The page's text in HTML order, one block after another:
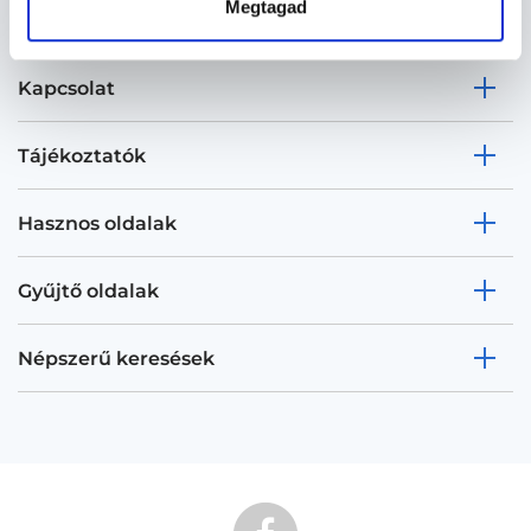
Megtagad
Kapcsolat
Tájékoztatók
Hasznos oldalak
Gyűjtő oldalak
Népszerű keresések